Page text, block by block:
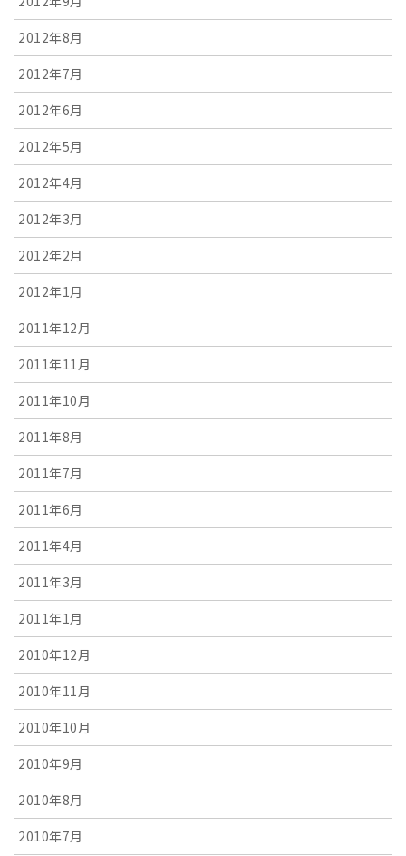
2012年8月
2012年7月
2012年6月
2012年5月
2012年4月
2012年3月
2012年2月
2012年1月
2011年12月
2011年11月
2011年10月
2011年8月
2011年7月
2011年6月
2011年4月
2011年3月
2011年1月
2010年12月
2010年11月
2010年10月
2010年9月
2010年8月
2010年7月